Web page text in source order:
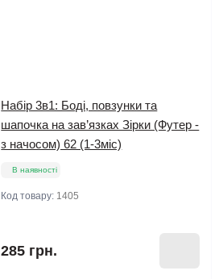
Набір 3в1: Боді, повзунки та
шапочка на зав’язках Зірки (Футер -
з начосом) 62 (1-3міс)
В наявності
Код товару: 1405
285 грн.